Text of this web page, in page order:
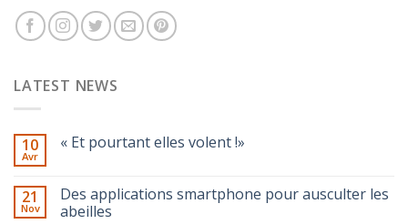
LATEST NEWS
10
Avr
« Et pourtant elles volent !»
21
Nov
Des applications smartphone pour ausculter les
abeilles